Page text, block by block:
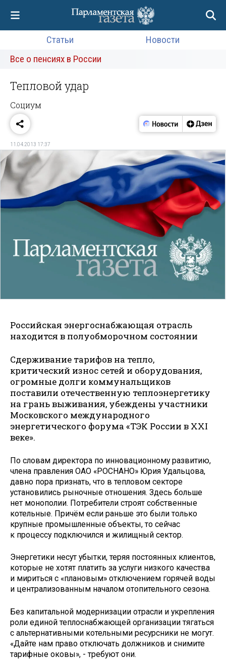
Статьи
Новости
Все о пенсиях в России
Тепловой удар
Социум
11.04.2013 17:37
Российская энергоснабжающая отрасль
находится в полуобморочном состоянии
Сдерживание тарифов на тепло,
критический износ сетей и оборудования,
огромные долги коммунальщиков
поставили отечественную теплоэнергетику
на грань выживания, убеждены участники
Московского международного
энергетического форума «ТЭК России в XXI
веке».
По словам директора по инновационному развитию,
члена правления ОАО «РОСНАНО»­ Юрия Удальцова,
давно пора признать, что в тепловом секторе
установились рыночные отношения. Здесь больше
нет монополии. Потребители строят собственные
котельные. Причём если раньше это были только
крупные промышленные объекты, то сейчас
к процессу подключился и жилищный сектор.
Энергетики несут убытки, теряя постоянных клиентов,
которые не хотят платить за услуги низкого качества
и мириться с «плановым» отключением горячей воды
и централизованным началом отопительного сезона.
Без капитальной модернизации отрасли и укрепления
роли единой теплоснабжающей организации тягаться
с альтернативными котельными ресурсники не могут.
«Дайте нам право отключать должников и снимите
тарифные оковы», - требуют они.